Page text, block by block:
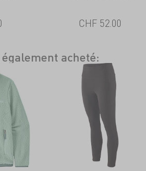
CHF 52.00
acheté: